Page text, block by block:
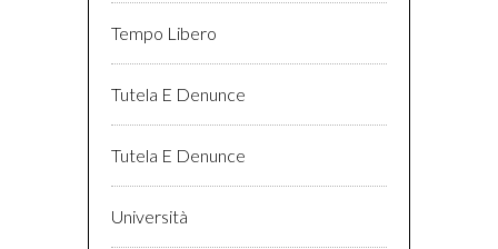
Tempo Libero
Tutela E Denunce
Tutela E Denunce
Università